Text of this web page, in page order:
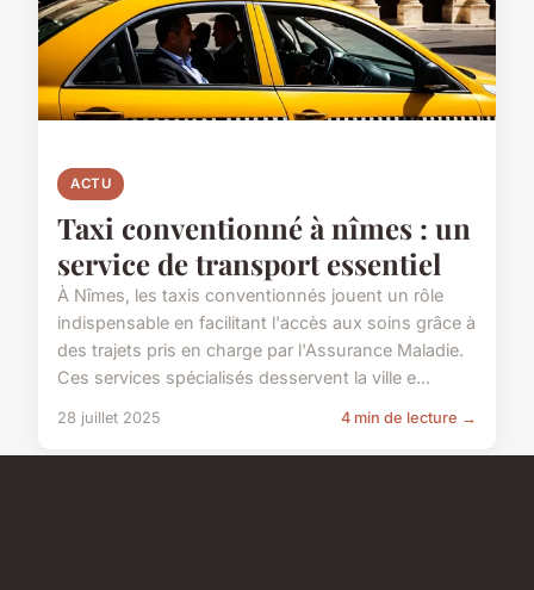
ACTU
Taxi conventionné à nîmes : un
service de transport essentiel
À Nîmes, les taxis conventionnés jouent un rôle
indispensable en facilitant l'accès aux soins grâce à
des trajets pris en charge par l'Assurance Maladie.
Ces services spécialisés desservent la ville e...
28 juillet 2025 4 min de lecture →